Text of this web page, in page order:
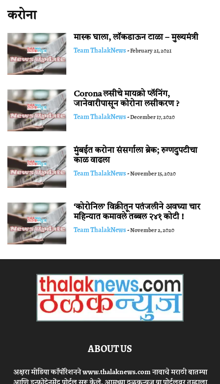
करोना
मास्क घाला, लॉकडाऊन टाळा – मुख्यमंत्री
Team ThalakNews-February 21, 2021
Corona लसीचे मायक्रो प्लॅनिंग,
जानेवारीपासून कोरोना लसीकरण ?
Team ThalakNews-December 17, 2020
मुंबईत करोना संसर्गाला ब्रेक; रुग्णदुपटीचा
काळ वाढला
Team ThalakNews-November 15, 2020
‘कोरोनिल’ विक्रीतून पतंजलीने अवघ्या चार
महिन्यात कमावले तब्बल २४१ कोटी !
Team ThalakNews-November 2, 2020
ABOUT US
अक्षरा मीडिया कॉर्पोरेशनने www.thalaknews.com नावाचे मराठी बातम्या